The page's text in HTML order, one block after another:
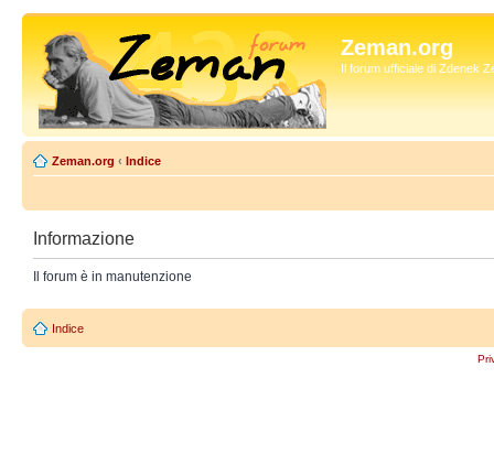
Zeman.org
Il forum ufficiale di Zdenek
Zeman.org ‹ Indice
Informazione
Il forum è in manutenzione
Indice